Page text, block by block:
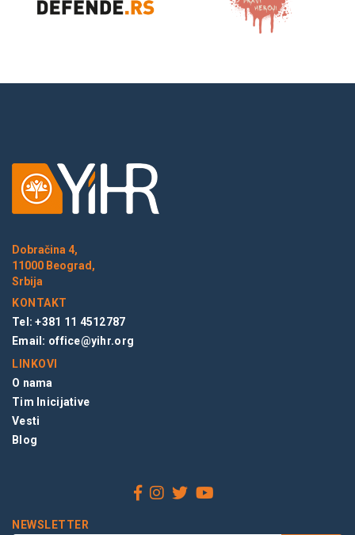
Dobračina 4,
11000 Beograd,
Srbija
KONTAKT
Tel: +381 11 4512787
Email: office@yihr.org
LINKOVI
O nama
Tim Inicijative
Vesti
Blog
NEWSLETTER